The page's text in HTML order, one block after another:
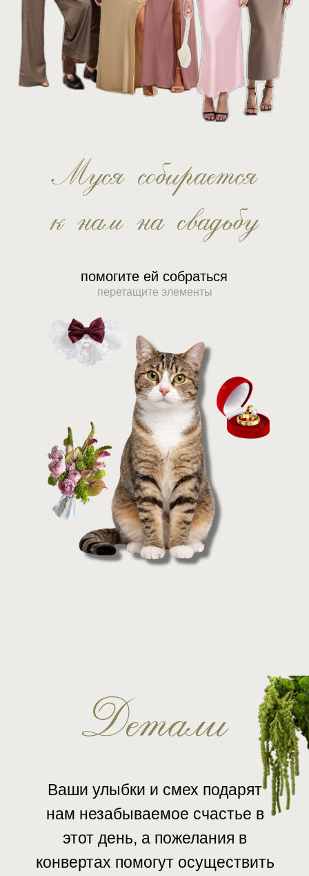
Муся собирается
к нам на свадьбу
помогите ей собраться
перетащите элементы
Детали
Ваши улыбки и смех подарят
нам незабываемое счастье в
этот день, а пожелания в
конвертах помогут осуществить